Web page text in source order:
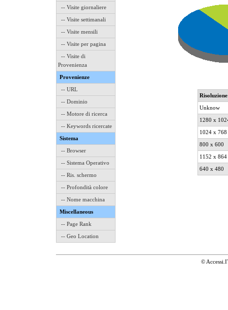
-- Visite giornaliere
-- Visite settimanali
-- Visite mensili
-- Visite per pagina
-- Visite di
Provenienza
Provenienze
-- URL
-- Dominio
-- Motore di ricerca
-- Keywords ricercate
Sistema
-- Browser
-- Sistema Operativo
-- Ris. schermo
-- Profondità colore
-- Nome macchina
Miscellaneous
-- Page Rank
-- Geo Location
Risoluzione
Unknow
1280 x
1024 x 768
800 x 600
1152 x 864
640 x 480
©